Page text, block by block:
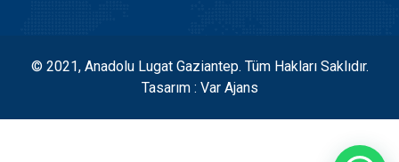
© 2021, Anadolu Lugat Gaziantep. Tüm Hakları Saklıdır.
Tasarım : Var Ajans